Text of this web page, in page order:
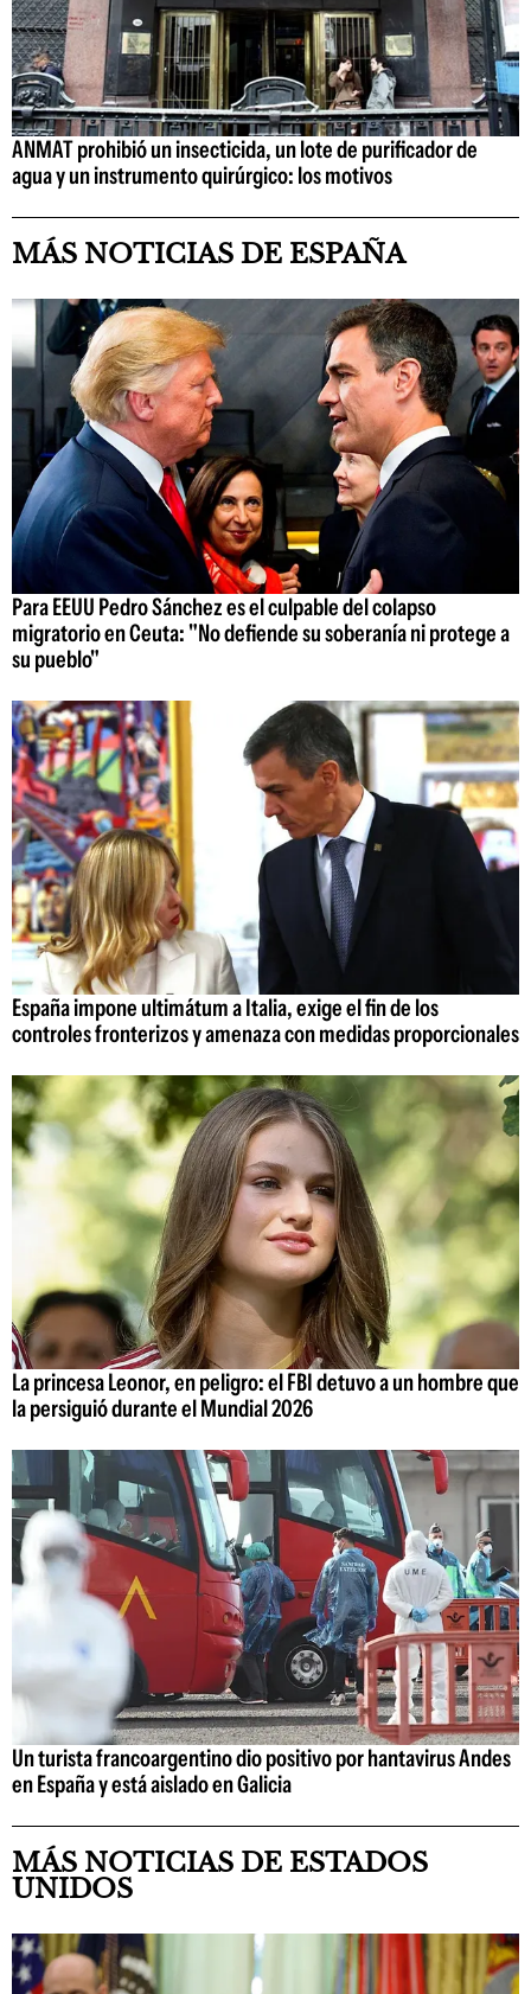
ANMAT prohibió un insecticida, un lote de purificador de
agua y un instrumento quirúrgico: los motivos
MÁS NOTICIAS DE ESPAÑA
Para EEUU Pedro Sánchez es el culpable del colapso
migratorio en Ceuta: "No defiende su soberanía ni protege a
su pueblo"
España impone ultimátum a Italia, exige el fin de los
controles fronterizos y amenaza con medidas proporcionales
La princesa Leonor, en peligro: el FBI detuvo a un hombre que
la persiguió durante el Mundial 2026
Un turista francoargentino dio positivo por hantavirus Andes
en España y está aislado en Galicia
MÁS NOTICIAS DE ESTADOS
UNIDOS